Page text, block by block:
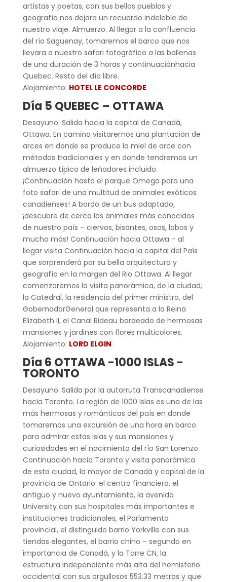
artistas y poetas, con sus bellos pueblos y
geografía nos dejara un recuerdo indeleble de
nuestro viaje. Almuerzo. Al llegar a la confluencia
del río Saguenay, tomaremos el barco que nos
llevara a nuestro safari fotográfico a las ballenas
de una duración de 3 horas y continuaciónhacia
Quebec. Resto del día libre.
Alojamiento: HOTEL LE CONCORDE
Día 5 QUEBEC – OTTAWA
Desayuno. Salida hacia la capital de Canadá,
Ottawa. En camino visitaremos una plantación de
arces en donde se produce la miel de arce con
métodos tradicionales y en donde tendremos un
almuerzo típico de leñadores incluido.
¡Continuación hasta el parque Omega para una
foto safari de una multitud de animales exóticos
canadienses! A bordo de un bus adaptado,
¡descubre de cerca los animales más conocidos
de nuestro país – ciervos, bisontes, osos, lobos y
mucho más! Continuación hacia Ottawa – al
llegar visita Continuación hacia la capital del País
que sorprenderá por su bella arquitectura y
geografía en la margen del Rio Ottawa. Al llegar
comenzaremos la visita panorámica, de la ciudad,
la Catedral, la residencia del primer ministro, del
GobernadorGeneral que representa a la Reina
Elizabeth II, el Canal Rideau bordeado de hermosas
mansiones y jardines con flores multicolores.
Alojamiento: LORD ELGIN
Día 6 OTTAWA -1000 ISLAS -
TORONTO
Desayuno. Salida por la autorruta Transcanadiense
hacia Toronto. La región de 1000 Islas es una de las
más hermosas y románticas del país en donde
tomaremos una excursión de una hora en barco
para admirar estas islas y sus mansiones y
curiosidades en el nacimiento del río San Lorenzo.
Continuación hacia Toronto y visita panorámica
de esta ciudad, la mayor de Canadá y capital de la
provincia de Ontario: el centro financiero, el
antiguo y nuevo ayuntamiento, la avenida
University con sus hospitales más importantes e
instituciones tradicionales, el Parlamento
provincial, el distinguido barrio Yorkville con sus
tiendas elegantes, el barrio chino – segundo en
importancia de Canadá, y la Torre CN, la
estructura independiente más alta del hemisferio
occidental con sus orgullosos 553.33 metros y que